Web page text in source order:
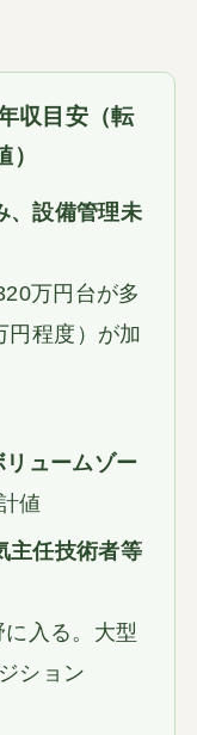
収目安（転
、設備管理未
万円台が多
円程度）が加
ュームゾー
値
主任技術者等
入る。大型
ション